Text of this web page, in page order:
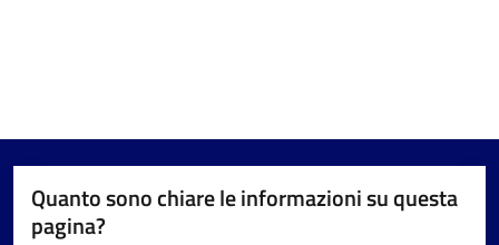
Quanto sono chiare le informazioni su questa
pagina?